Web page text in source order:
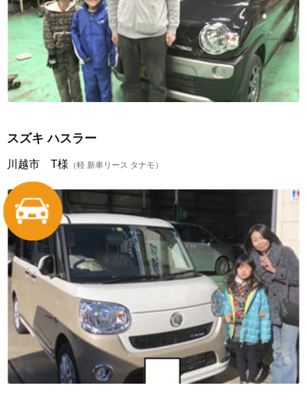
スズキ ハスラー
川越市 T様 （軽 新車リース タナモ）